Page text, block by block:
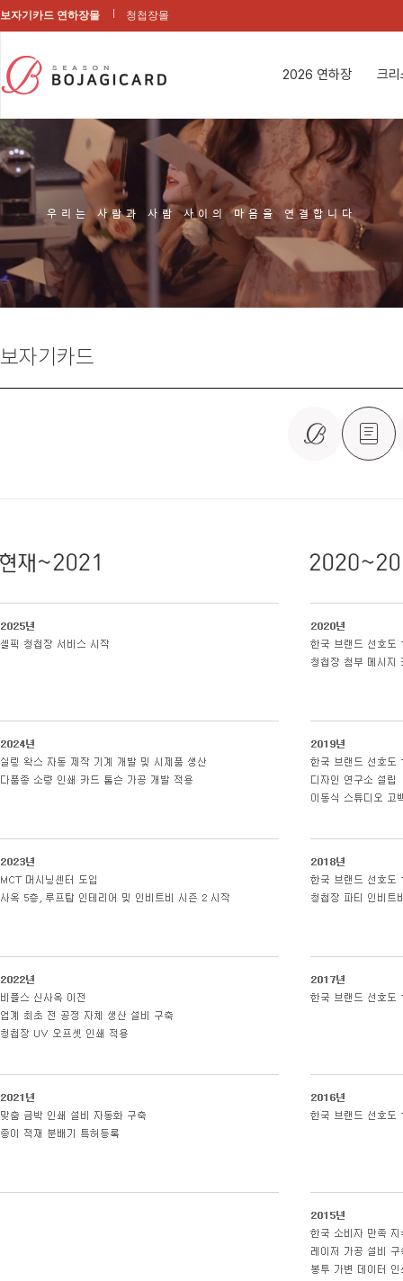
보자기카드 연하장몰 청첩장몰
2026 연하장 크
우리는 사람과 사람 사이의 마음을 연결합니다
보자기카드